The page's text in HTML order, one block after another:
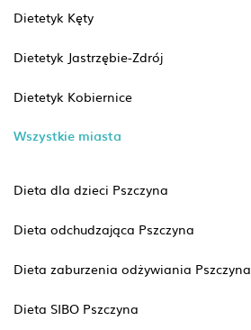
Dietetyk Kęty
Dietetyk Jastrzębie-Zdrój
Dietetyk Kobiernice
Wszystkie miasta
Dieta dla dzieci Pszczyna
Dieta odchudzająca Pszczyna
Dieta zaburzenia odżywiania Pszczyna
Dieta SIBO Pszczyna